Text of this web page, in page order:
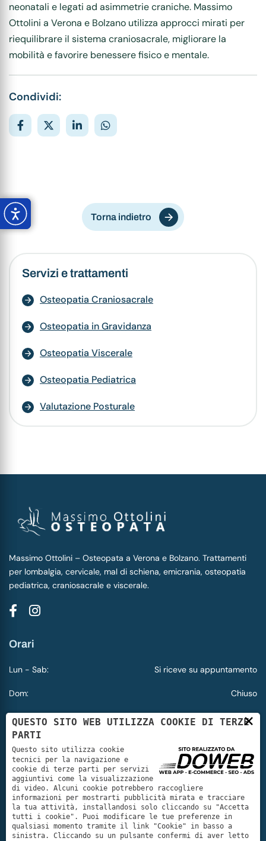
neonatali e legati ad asimmetrie craniche. Massimo
Ottolini a Verona e Bolzano utilizza approcci mirati per
riequilibrare il sistema craniosacrale, migliorare la
mobilità e favorire benessere fisico e mentale.
Condividi:
Torna indietro
Servizi e trattamenti
Osteopatia Craniosacrale
Osteopatia in Gravidanza
Osteopatia Viscerale
Osteopatia Pediatrica
Valutazione Posturale
Massimo Ottolini – Osteopata a Verona e Bolzano. Trattamenti
per lombalgia, cervicale, mal di schiena, emicrania, osteopatia
pediatrica, craniosacrale e viscerale.
Orari
Lun - Sab: Si riceve su appuntamento
Dom: Chiuso
Contatti
+39 347 993 3273
osteopataottolini@gmail.com
Via Camarele, 7 - 37024 Arbizzano - VR
Corso della Libertà, 30 - 39100 Bolzano BZ
×
QUESTO SITO WEB UTILIZZA COOKIE DI TERZE
PARTI
Questo sito utilizza cookie
tecnici per la navigazione e
cookie di terze parti per servizi
aggiuntivi come la visualizzazione
di video. Alcuni cookie potrebbero raccogliere
informazioni per mostrarti pubblicità mirata e tracciare
la tua attività, installandosi solo cliccando su "Accetta
tutti i cookie". Puoi modificare le tue preferenze in
qualsiasi momento tramite il link "Cookie" in basso a
sinistra. Cliccando su un pulsante confermi di aver letto